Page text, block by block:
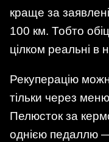
краще за
100 км. Тобто
цілком реальні в
Рекуперацію
тільки через
Пелюсток за
однією педаллю